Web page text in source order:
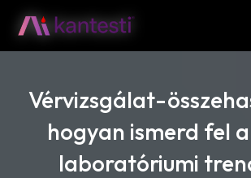
Vérvizsgálat-
hogyan ismerd fel
laboratóriumi